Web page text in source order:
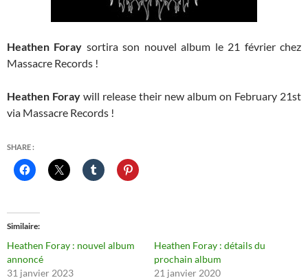
Heathen Foray sortira son nouvel album le 21 février chez
Massacre Records !
Heathen Foray will release their new album on February 21st
via Massacre Records !
SHARE :
Similaire
Heathen Foray : nouvel album
annoncé
31 janvier 2023
Heathen Foray : détails du
prochain album
21 janvier 2020